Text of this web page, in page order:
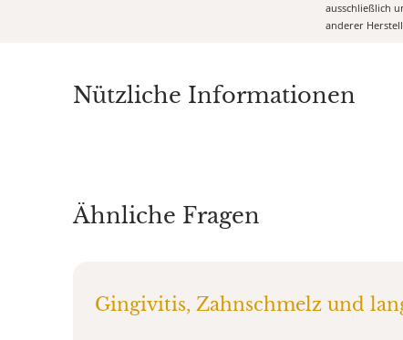
ausschließlich
anderer
Nützliche Informationen
Ähnliche Fragen
Gingivitis, Zahnschmelz und